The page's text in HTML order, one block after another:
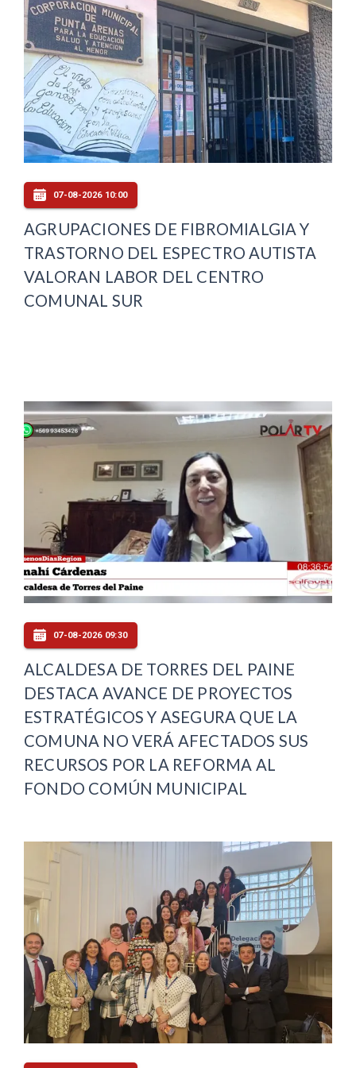
07-08-2026 10:00
AGRUPACIONES DE FIBROMIALGIA Y
TRASTORNO DEL ESPECTRO AUTISTA
VALORAN LABOR DEL CENTRO
COMUNAL SUR
07-08-2026 09:30
ALCALDESA DE TORRES DEL PAINE
DESTACA AVANCE DE PROYECTOS
ESTRATÉGICOS Y ASEGURA QUE LA
COMUNA NO VERÁ AFECTADOS SUS
RECURSOS POR LA REFORMA AL
FONDO COMÚN MUNICIPAL